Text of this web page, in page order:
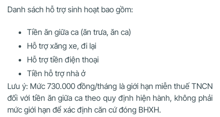
Danh sách hỗ trợ sinh hoạt bao gồm:
Tiền ăn giữa ca (ăn trưa, ăn ca)
Hỗ trợ xăng xe, đi lại
Hỗ trợ tiền điện thoại
Tiền hỗ trợ nhà ở
Lưu ý: Mức 730.000 đồng/tháng là giới hạn miễn thuế TNCN
đối với tiền ăn giữa ca theo quy định hiện hành, không phải
mức giới hạn để xác định căn cứ đóng BHXH.